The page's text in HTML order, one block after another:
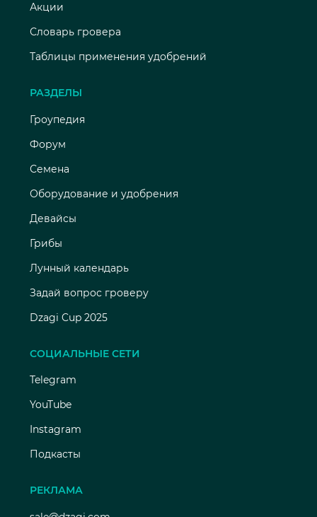
Акции
Словарь гровера
Таблицы применения удобрений
РАЗДЕЛЫ
Гроупедия
Форум
Семена
Оборудование и удобрения
Девайсы
Грибы
Лунный календарь
Задай вопрос гроверу
Dzagi Cup 2025
СОЦИАЛЬНЫЕ СЕТИ
Telegram
YouTube
Instagram
Подкасты
РЕКЛАМА